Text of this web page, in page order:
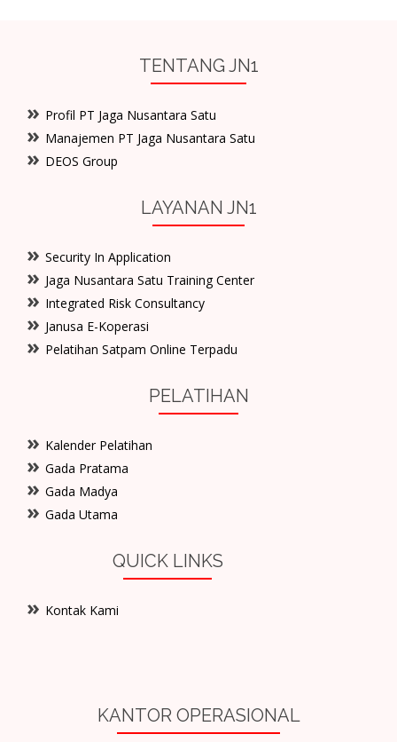
TENTANG JN1
Profil PT Jaga Nusantara Satu
Manajemen PT Jaga Nusantara Satu
DEOS Group
LAYANAN JN1
Security In Application
Jaga Nusantara Satu Training Center
Integrated Risk Consultancy
Janusa E-Koperasi
Pelatihan Satpam Online Terpadu
PELATIHAN
Kalender Pelatihan
Gada Pratama
Gada Madya
Gada Utama
QUICK LINKS
Kontak Kami
KANTOR OPERASIONAL